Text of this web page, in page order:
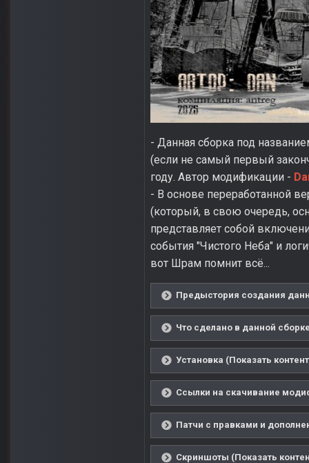
- Данная сборка под
(если не самый первый
году. Автор модификации -
- В основе переработанной
(который, в свою очередь,
представляет собой
события "Чистого Неба" и
вот Шрам помнит всё...
Предыстория создания
Что сделано в данной
Установка (Показать
Ссылки на скачивание
Патчи с правками и
Скриншоты (Показать